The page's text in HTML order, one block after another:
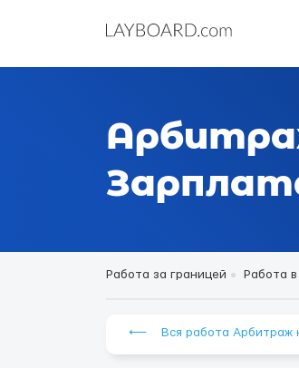
Работа за границей Работа
⟵ Вся работа Арбитраж